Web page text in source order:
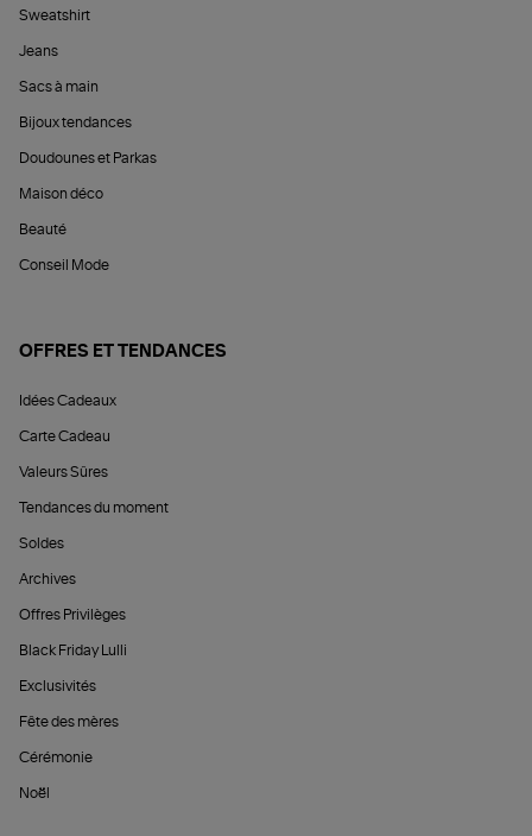
Sweatshirt
Jeans
Sacs à main
Bijoux tendances
Doudounes et Parkas
Maison déco
Beauté
Conseil Mode
OFFRES ET TENDANCES
Idées Cadeaux
Carte Cadeau
Valeurs Sûres
Tendances du moment
Soldes
Archives
Offres Privilèges
Black Friday Lulli
Exclusivités
Fête des mères
Cérémonie
Noël